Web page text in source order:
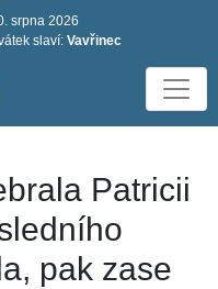
srpna 2026
slaví: Vavřinec
Patricii
pak zase